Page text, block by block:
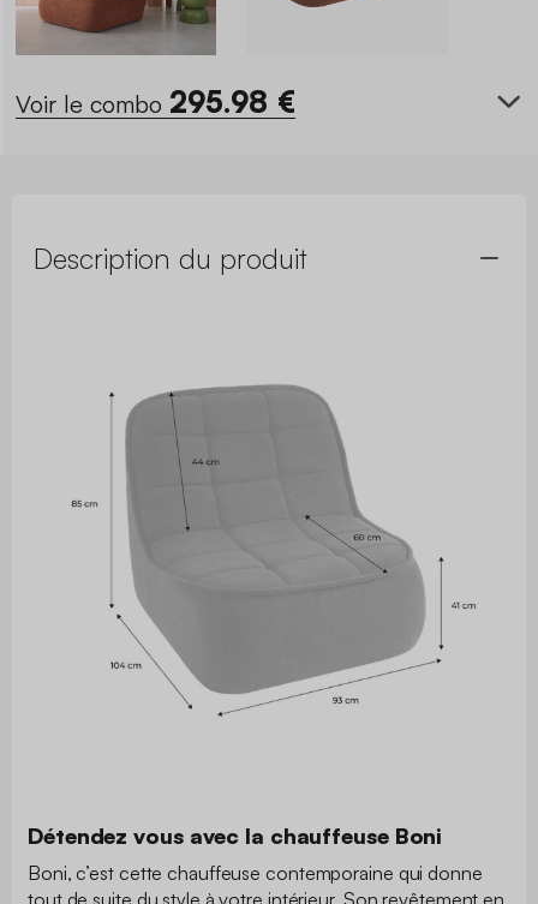
Voir le combo 295.98 €
Description du produit
Détendez vous avec la chauffeuse Boni
Boni, c’est cette chauffeuse contemporaine qui donne